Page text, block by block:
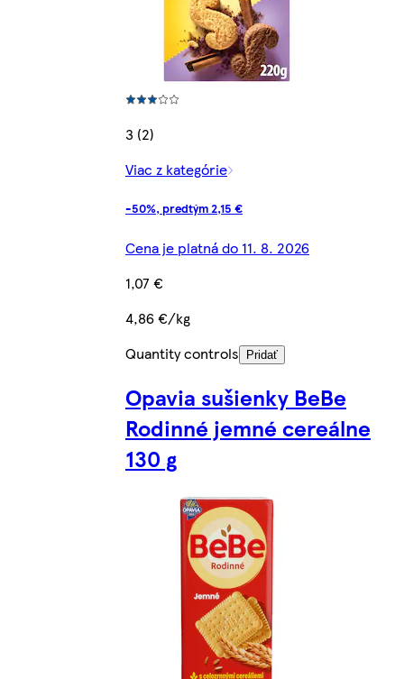
3 (2)
Viac z kategórie
-50%, predtým 2,15 €
Cena je platná do 11. 8. 2026
1,07 €
4,86 €/kg
Quantity controls
Pridať
Opavia sušienky BeBe
Rodinné jemné cereálne
130 g